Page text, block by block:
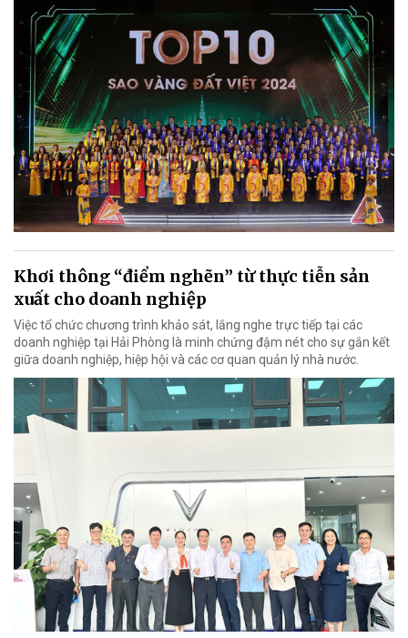
Khơi thông “điểm nghẽn” từ thực tiễn sản
xuất cho doanh nghiệp
Việc tổ chức chương trình khảo sát, lắng nghe trực tiếp tại các
doanh nghiệp tại Hải Phòng là minh chứng đậm nét cho sự gắn kết
giữa doanh nghiệp, hiệp hội và các cơ quan quản lý nhà nước.